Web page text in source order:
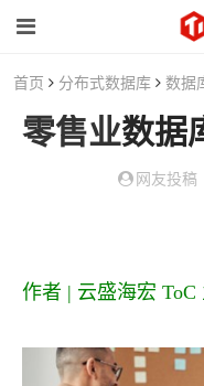
首页 分布式数据库 数据
零售业数据
网友投稿
作者 | 云盛海宏